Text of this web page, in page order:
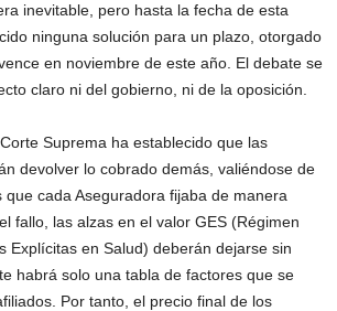
inevitable, pero hasta la fecha de esta
ninguna solución para un plazo, otorgado
en noviembre de este año. El debate se
claro ni del gobierno, ni de la oposición.
Suprema ha establecido que las
devolver lo cobrado demás, valiéndose de
que cada Aseguradora fijaba de manera
fallo, las alzas en el valor GES (Régimen
Explícitas en Salud) deberán dejarse sin
habrá solo una tabla de factores que se
Por tanto, el precio final de los